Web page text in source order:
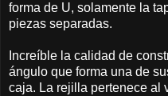
forma de U, solamente la
piezas separadas.
Increíble la calidad de
ángulo que forma una de
caja. La rejilla pertenece al